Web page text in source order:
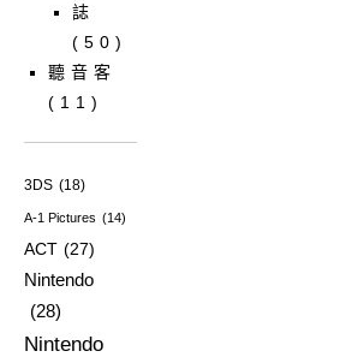
誌
(50)
聽音客
(11)
3DS (18)
A-1 Pictures (14)
ACT (27)
Nintendo
(28)
Nintendo